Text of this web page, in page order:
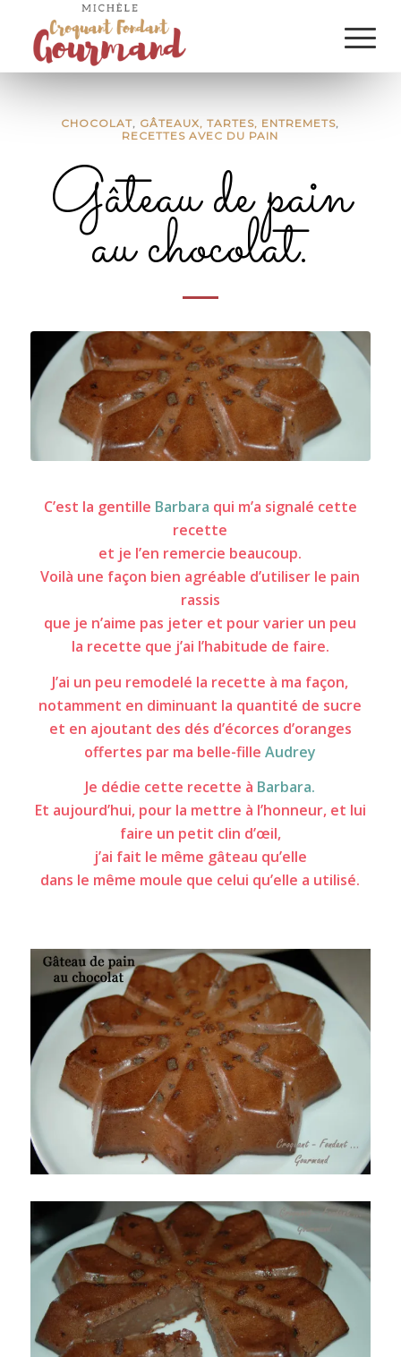
CHOCOLAT, GÂTEAUX, TARTES, ENTREMETS,
RECETTES AVEC DU PAIN
Gâteau de pain
au chocolat.
C’est la gentille Barbara qui m’a signalé cette
recette
et je l’en remercie beaucoup.
Voilà une façon bien agréable d’utiliser le pain
rassis
que je n’aime pas jeter et pour varier un peu
la recette que j’ai l’habitude de faire.
J’ai un peu remodelé la recette à ma façon,
notamment en diminuant la quantité de sucre
et en ajoutant des dés d’écorces d’oranges
offertes par ma belle-fille Audrey
Je dédie cette recette à Barbara.
Et aujourd’hui, pour la mettre à l’honneur, et lui
faire un petit clin d’œil,
j’ai fait le même gâteau qu’elle
dans le même moule que celui qu’elle a utilisé.